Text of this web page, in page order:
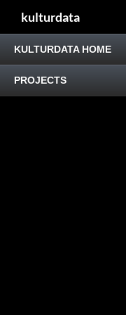
kulturdata
KULTURDATA HOME
PROJECTS